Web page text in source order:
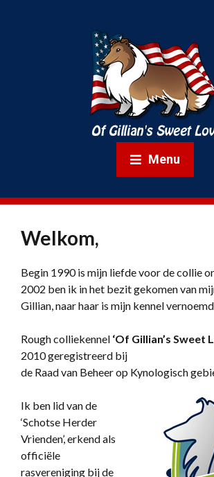
Menu
Welkom,
Begin 1990 is mijn liefde voor de collie
2002 ben ik in het bezit gekomen van
Gillian, naar haar is mijn kennel
Rough colliekennel ‘Of Gillian’s Sweet
2010 geregistreerd bij
de Raad van Beheer op Kynologisch
Ik ben lid van de
‘Schotse Herder
Vrienden’, erkend als
officiële
rasvereniging bij de